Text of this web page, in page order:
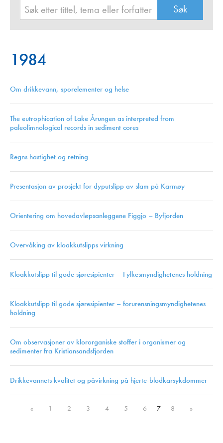
1984
Om drikkevann, sporelementer og helse
The eutrophication of Lake Årungen as interpreted from
paleolimnological records in sediment cores
Regns hastighet og retning
Presentasjon av prosjekt for dyputslipp av slam på Karmøy
Orientering om hovedavløpsanleggene Figgjo – Byfjorden
Overvåking av kloakkutslipps virkning
Kloakkutslipp til gode sjøresipienter – Fylkesmyndighetenes holdning
Kloakkutslipp til gode sjøresipienter – forurensningsmyndighetenes
holdning
Om observasjoner av klororganiske stoffer i organismer og
sedimenter fra Kristiansandsfjorden
Drikkevannets kvalitet og påvirkning på hjerte-blodkarsykdommer
« 1 2 3 4 5 6 7 8 »